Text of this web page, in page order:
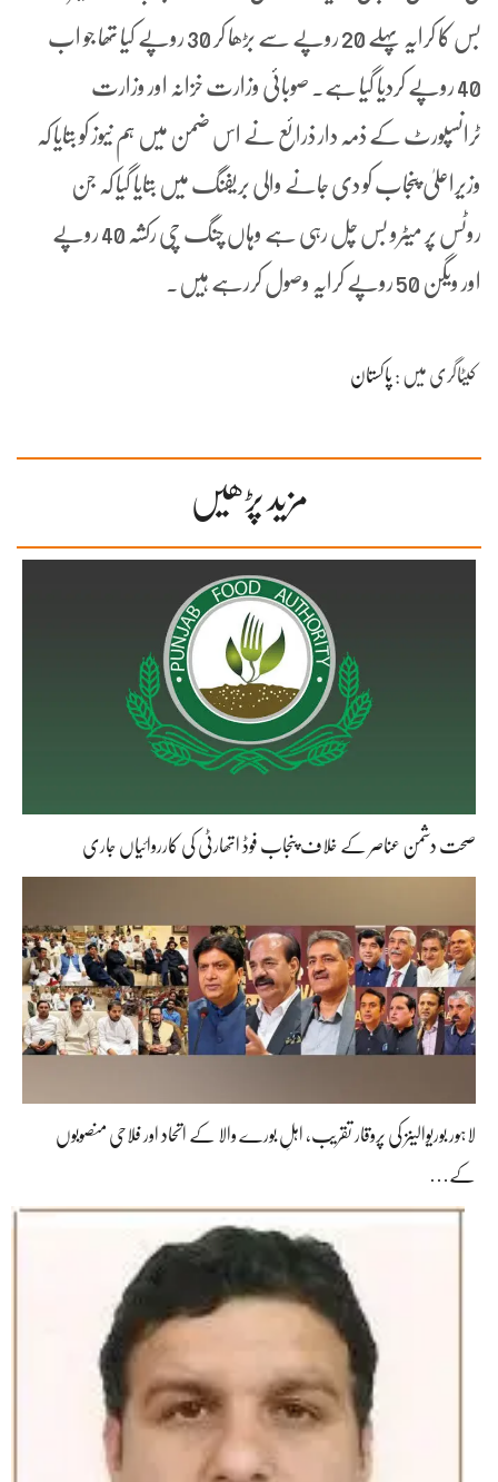
بس کا کرایہ پہلے 20 روپے سے بڑھا کر 30 روپے کیا تھا جو اب
40 روپے کردیا گیا ہے۔ صوبائی وزارت خزانہ اور وزارت
ٹرانسپورٹ کے ذمہ دار ذرائع نے اس ضمن میں ہم نیوز کو بتایا کہ
وزیراعلیٰ پنجاب کو دی جانے والی بریفنگ میں بتایا گیا کہ جن
روٹس پر میٹرو بس چل رہی ہے وہاں چنگ چی رکشہ 40 روپے
اور ویگن 50 روپے کرایہ وصول کررہے ہیں۔
کیٹاگری میں : پاکستان
مزید پڑھیں
صحت دشمن عناصر کے خلاف پنجاب فوڈ اتھارٹی کی کارروائیاں جاری
لاہور بوریوالینز کی پروقار تقریب، اہلِ بورے والا کے اتحاد اور فلاحی منصوبوں
کے…